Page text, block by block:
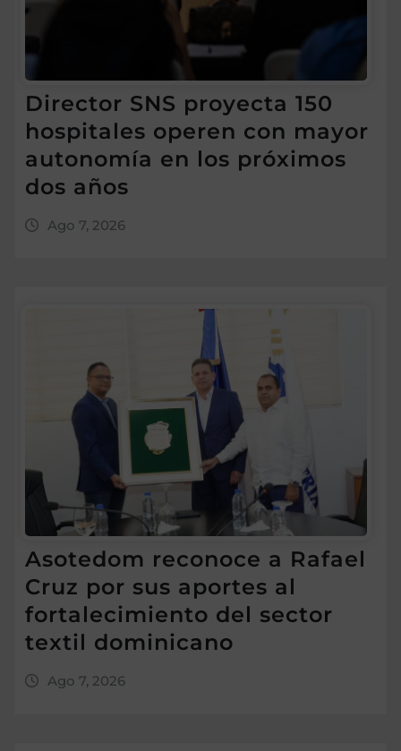
Director SNS proyecta 150
hospitales operen con mayor
autonomía en los próximos
dos años
Ago 7, 2026
Asotedom reconoce a Rafael
Cruz por sus aportes al
fortalecimiento del sector
textil dominicano
Ago 7, 2026